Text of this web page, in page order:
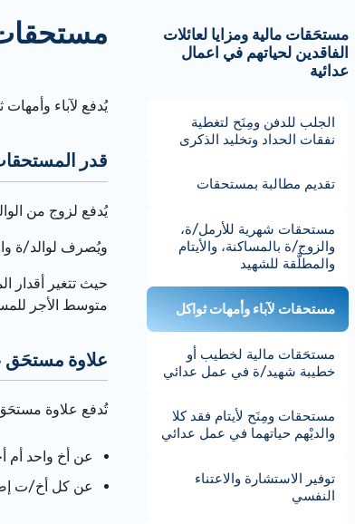
مستحَقات مالية ومزايا لعائلات
الفاقدين لحياتهم في اعمال
عدائية
الجلب للدفن ومِنَح لتغطية
نفقات الحداد وتخليد الذكرى
تقديم مطالبة بمستحقات
مستحقات شهرية للأرمل/ة،
والزوج/ة بالمساكنة، والأيتام
والمطلَّقة للشهيد
مستحقات لآباء وأمهات ثواكل
مستحَقات مالية لخطيب أو
خطيبة شهيد/ة في عمل عدائي
مستحقات ومِنَح لأيتام فقد كلا
والديْهم حياتهما في عمل عدائي
توفير الاستشارة والاعتناء
النفسي
مستحقات
يُدفع لآباء
قدر
يُدفع لزوج من الوالدين مستحَق بنسبة %80.6
ويُصرف لوالد/ة واحد/ة مستحَق
متوسط الأجر
علاوة مستحَق
تُدفع علاوة مستحَق عن كل أخ/ت
عن أخ واحد أم أخت واحدة- %20 من
عن كل أخ/ت إضافي/ة- %11 من